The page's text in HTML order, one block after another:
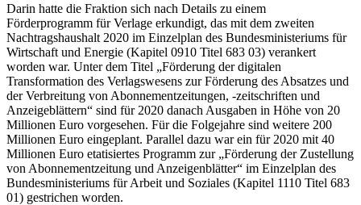
Darin hatte die Fraktion sich nach Details zu einem
Förderprogramm für Verlage erkundigt, das mit dem zweiten
Nachtragshaushalt 2020 im Einzelplan des Bundesministeriums für
Wirtschaft und Energie (Kapitel 0910 Titel 683 03) verankert
worden war. Unter dem Titel „Förderung der digitalen
Transformation des Verlagswesens zur Förderung des Absatzes und
der Verbreitung von Abonnementzeitungen, -zeitschriften und
Anzeigeblättern“ sind für 2020 danach Ausgaben in Höhe von 20
Millionen Euro vorgesehen. Für die Folgejahre sind weitere 200
Millionen Euro eingeplant. Parallel dazu war ein für 2020 mit 40
Millionen Euro etatisiertes Programm zur „Förderung der Zustellung
von Abonnementzeitung und Anzeigenblätter“ im Einzelplan des
Bundesministeriums für Arbeit und Soziales (Kapitel 1110 Titel 683
01) gestrichen worden.